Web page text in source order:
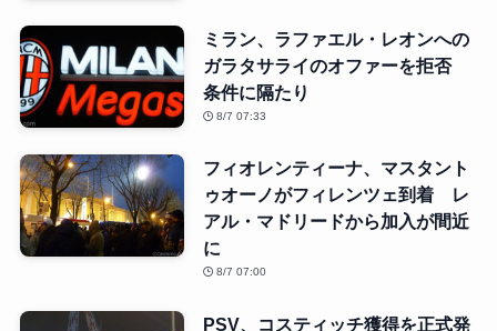
ミラン、ラファエル・レオンへの
ガラタサライのオファーを拒否
条件に隔たり
8/7 07:33
フィオレンティーナ、マスタント
ゥオーノがフィレンツェ到着 レ
アル・マドリードから加入が間近
に
8/7 07:00
PSV、コスティッチ獲得を正式発